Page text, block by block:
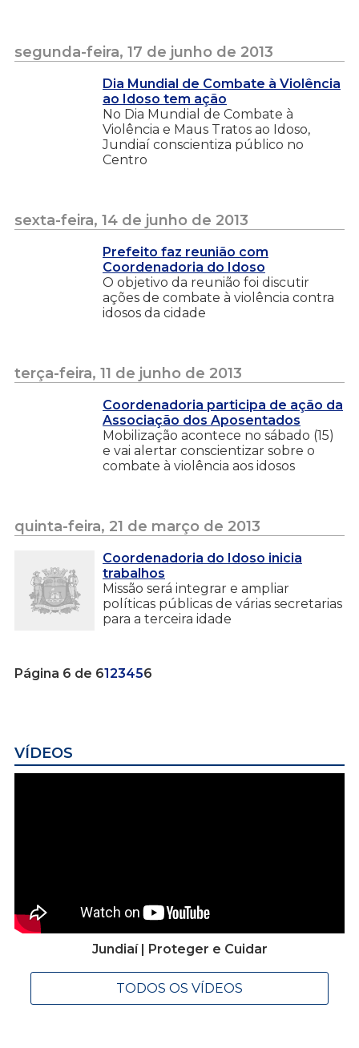
segunda-feira, 17 de junho de 2013
Dia Mundial de Combate à Violência
ao Idoso tem ação
No Dia Mundial de Combate à
Violência e Maus Tratos ao Idoso,
Jundiaí conscientiza público no
Centro
sexta-feira, 14 de junho de 2013
Prefeito faz reunião com
Coordenadoria do Idoso
O objetivo da reunião foi discutir
ações de combate à violência contra
idosos da cidade
terça-feira, 11 de junho de 2013
Coordenadoria participa de ação da
Associação dos Aposentados
Mobilização acontece no sábado (15)
e vai alertar conscientizar sobre o
combate à violência aos idosos
quinta-feira, 21 de março de 2013
Coordenadoria do Idoso inicia
trabalhos
Missão será integrar e ampliar
políticas públicas de várias secretarias
para a terceira idade
Página 6 de 6123456
VÍDEOS
Jundiaí | Proteger e Cuidar
TODOS OS VÍDEOS